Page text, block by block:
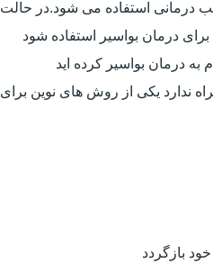
درمانی استفاده می شود.در حالت
درمان بواسیر استفاده شود
درمان بواسیر کرده اید
ندارد یکی از روش های نوین برای
بازگردد